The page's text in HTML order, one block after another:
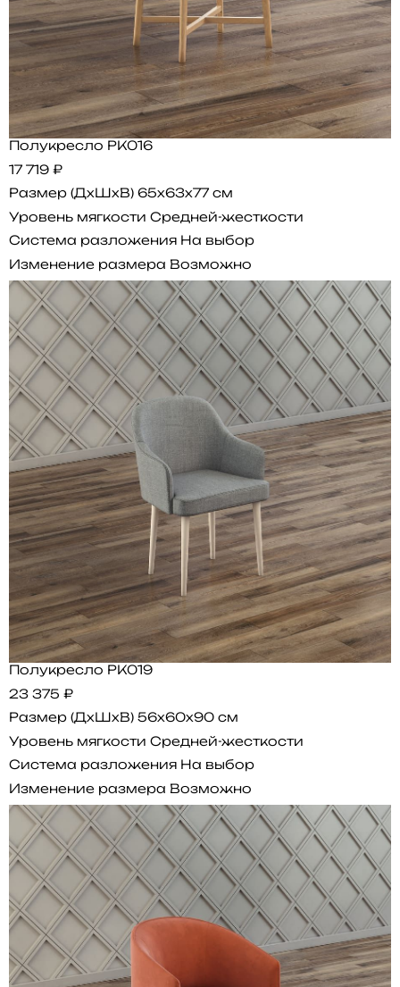
Полукресло PK016
17 719 ₽
Размер (ДхШхВ) 65x63x77 см
Уровень мягкости Средней-жесткости
Система разложения На выбор
Изменение размера Возможно
Полукресло PK019
23 375 ₽
Размер (ДхШхВ) 56x60x90 см
Уровень мягкости Средней-жесткости
Система разложения На выбор
Изменение размера Возможно